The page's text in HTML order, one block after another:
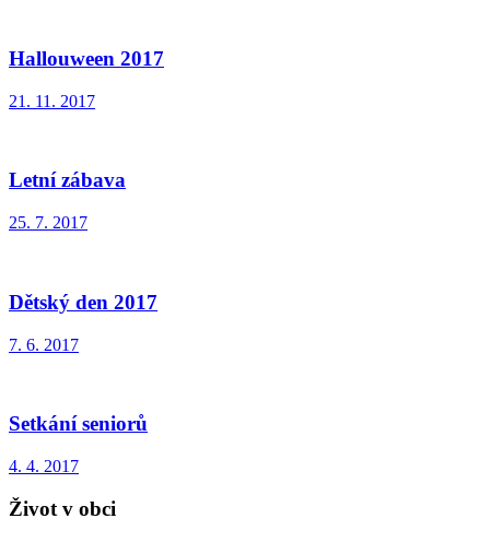
Hallouween 2017
21. 11. 2017
Letní zábava
25. 7. 2017
Dětský den 2017
7. 6. 2017
Setkání seniorů
4. 4. 2017
Život v obci